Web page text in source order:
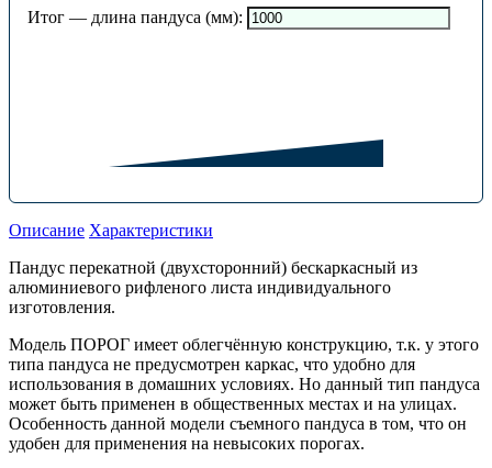
Итог — длина пандуса (мм):
Описание Характеристики
Пандус перекатной (двухсторонний) бескаркасный из
алюминиевого рифленого листа индивидуального
изготовления.
Модель ПОРОГ имеет облегчённую конструкцию, т.к. у этого
типа пандуса не предусмотрен каркас, что удобно для
использования в домашних условиях. Но данный тип пандуса
может быть применен в общественных местах и на улицах.
Особенность данной модели съемного пандуса в том, что он
удобен для применения на невысоких порогах.